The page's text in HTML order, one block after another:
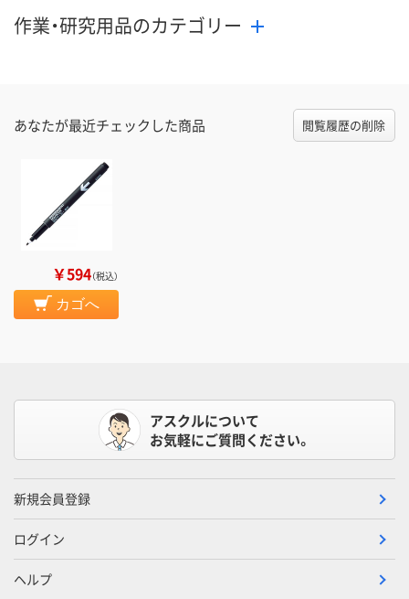
作業・研究用品のカテゴリー
あなたが最近チェックした商品 閲覧履歴の削除
￥594（税込）
カゴへ
アスクルについて
お気軽にご質問ください。
新規会員登録
ログイン
ヘルプ